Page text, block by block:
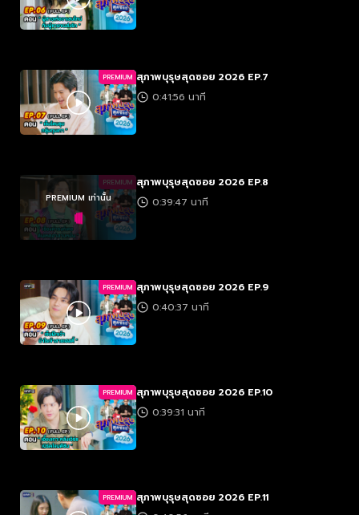
PREMIUM สุภาพบุรุษสุดซอย 2026 EP.7
0:41:56 นาที
PREMIUM
PREMIUM เท่านั้น
สุภาพบุรุษสุดซอย 2026 EP.8
0:39:47 นาที
PREMIUM สุภาพบุรุษสุดซอย 2026 EP.9
0:40:37 นาที
PREMIUM สุภาพบุรุษสุดซอย 2026 EP.10
0:39:31 นาที
PREMIUM สุภาพบุรุษสุดซอย 2026 EP.11